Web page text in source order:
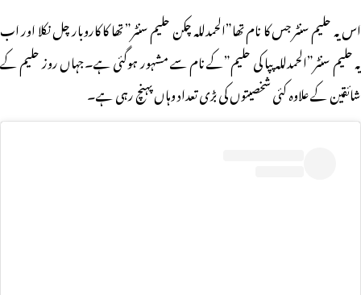
اس یہ حلیم سنٹرجس کا نام تھا”الحمدللہ چکن حلیم سنٹر” تھا کا کاروبار چل نکلا اور اب
یہ حلیم سنٹر”الحمدللہ پپا کی حلیم”کے نام سے مشہور ہوگئی ہے۔جہاں روز حلیم کے
شائقین کے علاوہ کئی شخصیتوں کی بڑی تعداد وہاں پہنچ رہی ہے۔